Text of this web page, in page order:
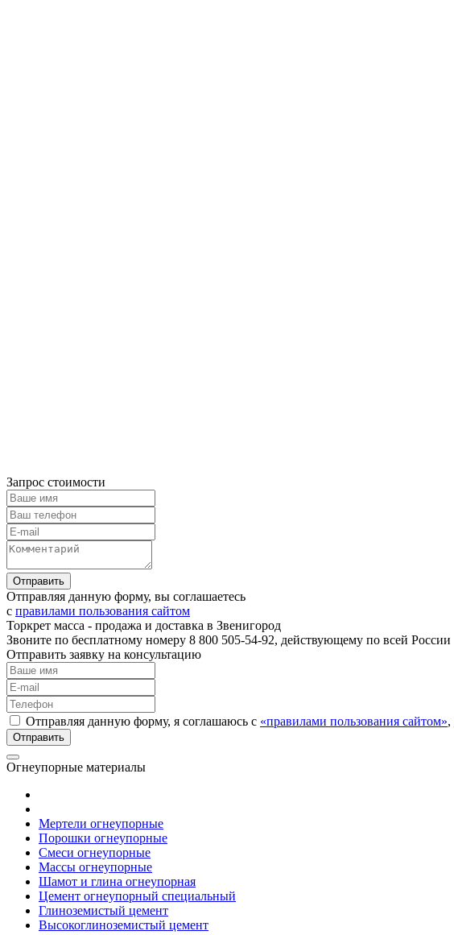
Запрос стоимости
Отправляя данную форму, вы соглашаетесь
с правилами пользования сайтом
Торкрет масса - продажа и доставка в Звенигород
Звоните по бесплатному номеру 8 800 505-54-92, действующему по всей России
Отправить заявку на консультацию
Отправляя данную форму, я соглашаюсь с «правилами пользования сайтом»,
Огнеупорные материалы
Мертели огнеупорные
Порошки огнеупорные
Смеси огнеупорные
Массы огнеупорные
Шамот и глина огнеупорная
Цемент огнеупорный специальный
Глиноземистый цемент
Высокоглиноземистый цемент